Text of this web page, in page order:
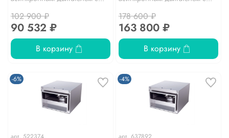
102 900 ₽
90 532 ₽
В корзину
178 600 ₽
163 800 ₽
В корзину
-6% -4%